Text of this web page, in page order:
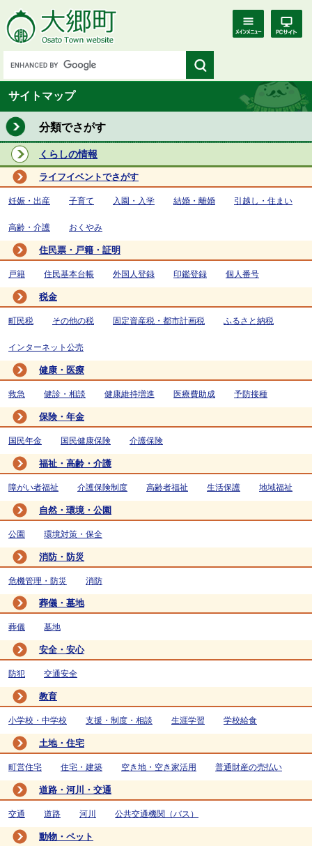
サイトマップ
分類でさがす
くらしの情報
ライフイベントでさがす
妊娠・出産 子育て 入園・入学 結婚・離婚 引越し・住まい
高齢・介護 おくやみ
住民票・戸籍・証明
戸籍 住民基本台帳 外国人登録 印鑑登録 個人番号
税金
町民税 その他の税 固定資産税・都市計画税 ふるさと納税
インターネット公売
健康・医療
救急 健診・相談 健康維持増進 医療費助成 予防接種
保険・年金
国民年金 国民健康保険 介護保険
福祉・高齢・介護
障がい者福祉 介護保険制度 高齢者福祉 生活保護 地域福祉
自然・環境・公園
公園 環境対策・保全
消防・防災
危機管理・防災 消防
葬儀・墓地
葬儀 墓地
安全・安心
防犯 交通安全
教育
小学校・中学校 支援・制度・相談 生涯学習 学校給食
土地・住宅
町営住宅 住宅・建築 空き地・空き家活用 普通財産の売払い
道路・河川・交通
交通 道路 河川 公共交通機関（バス）
動物・ペット